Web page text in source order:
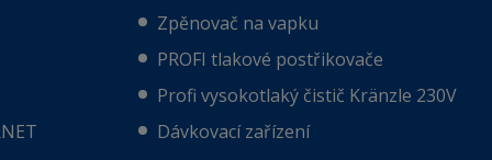
Zpěnovač na vapku
PROFI tlakové postřikovače
Profi vysokotlaký čistič Kränzle 230V
Dávkovací zařízení